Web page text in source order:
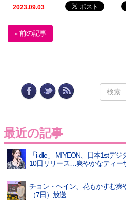
2023.09.03
« 前の記事
最近の記事
「i-dle」 MIYEON、日本1stデ
10日リリース…爽やかなティー
チョン・ヘイン、花もかすむ
（7日）放送